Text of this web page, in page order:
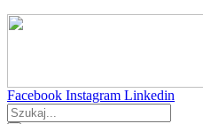
Facebook Instagram Linkedin